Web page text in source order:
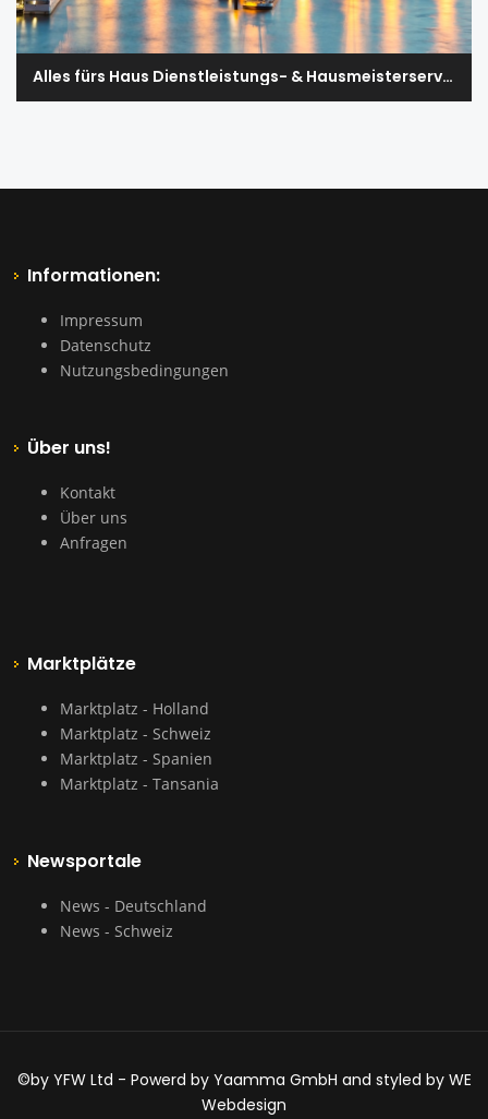
Alles fürs Haus Dienstleistungs- & Hausmeisterservice e. K.
Informationen:
Impressum
Datenschutz
Nutzungsbedingungen
Über uns!
Kontakt
Über uns
Anfragen
Marktplätze
Marktplatz - Holland
Marktplatz - Schweiz
Marktplatz - Spanien
Marktplatz - Tansania
Newsportale
News - Deutschland
News - Schweiz
©by YFW Ltd - Powerd by Yaamma GmbH and styled by WE
Webdesign